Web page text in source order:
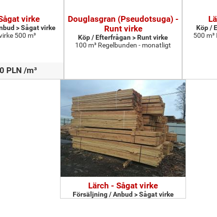
virke
> Sågat virke
500 m³
PLN /m³
Douglasgran (Pseudotsuga) -
Runt virke
Köp / Efterfrågan > Runt virke
100 m³ Regelbunden - monatligt
Köp /
500
Lärch - Sågat virke
Försäljning / Anbud > Sågat virke